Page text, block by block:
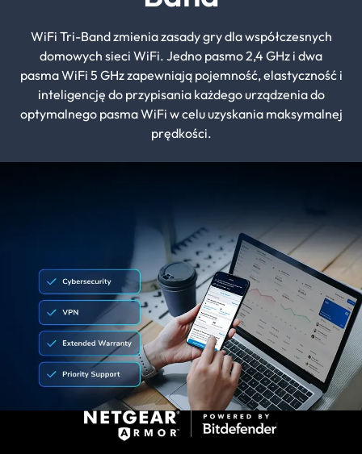
WiFi Tri-Band zmienia zasady gry dla współczesnych
domowych sieci WiFi. Jedno pasmo 2,4 GHz i dwa
pasma WiFi 5 GHz zapewniają pojemność, elastyczność i
inteligencję do przypisania każdego urządzenia do
optymalnego pasma WiFi w celu uzyskania maksymalnej
prędkości.